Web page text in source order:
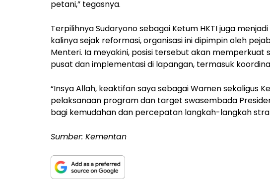
petani,” tegasnya.
Terpilihnya Sudaryono sebagai Ketum HKTI juga
kalinya sejak reformasi, organisasi ini dipimpin oleh
Menteri. Ia meyakini, posisi tersebut akan
pusat dan implementasi di lapangan, termasuk
“Insya Allah, keaktifan saya sebagai Wamen sekaligus
pelaksanaan program dan target swasembada
bagi kemudahan dan percepatan langkah-langkah
Sumber: Kementan